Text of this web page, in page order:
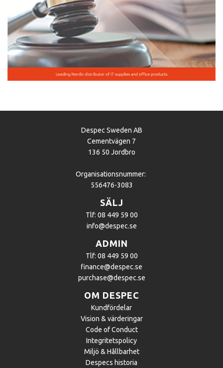
Despec Sweden AB
Cementvägen 7
136 50 Jordbro
Organisationsnummer:
556476-3083
SÄLJ
Tlf: 08 449 59 00
info@despec.se
ADMIN
Tlf: 08 449 59 00
finance@despec.se
purchase@despec.se
OM DESPEC
Kundfördelar
Vision & värderingar
Code of Conduct
Integritetspolicy
Miljö & Hållbarhet
Despecs historia